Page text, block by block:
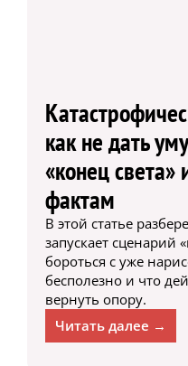
как не дать
«конец света»
фактам
В этой статье
запускает сценарий
бороться с уже
бесполезно и что
вернуть опору.
Читать далее →